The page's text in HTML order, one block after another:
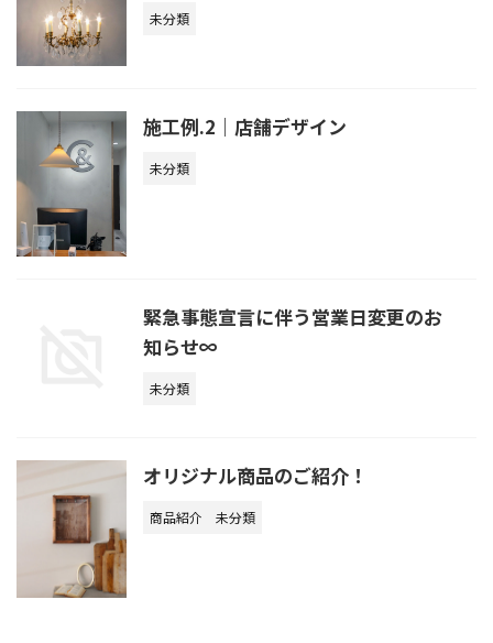
未分類
施工例.2｜店舗デザイン
未分類
緊急事態宣言に伴う営業日変更のお
知らせ∞
未分類
オリジナル商品のご紹介！
商品紹介 未分類